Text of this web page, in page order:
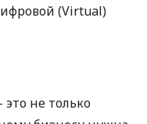
(Virtual)
не только